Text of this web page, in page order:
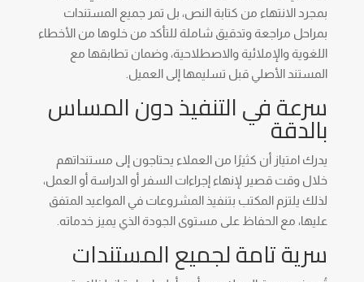
بمجرد الانتهاء من كتابة النص، بل تمر جميع المستندات
بمراحل مراجعة وتدقيق شاملة للتأكد من خلوها من الأخطاء
اللغوية والإملائية والاصطلاحية، وضمان تطابقها مع
المستند الأصلي قبل تسليمها إلى العميل.
سرعة في التنفيذ دون المساس
بالدقة
يدرك امتياز أن كثيرًا من العملاء يحتاجون إلى مستنداتهم
خلال وقت قصير لإنهاء إجراءات السفر أو الدراسة أو العمل،
لذلك يلتزم المكتب بتنفيذ المشروعات في المواعيد المتفق
عليها، مع الحفاظ على مستوى الجودة الذي يميز خدماته.
سرية تامة لجميع المستندات